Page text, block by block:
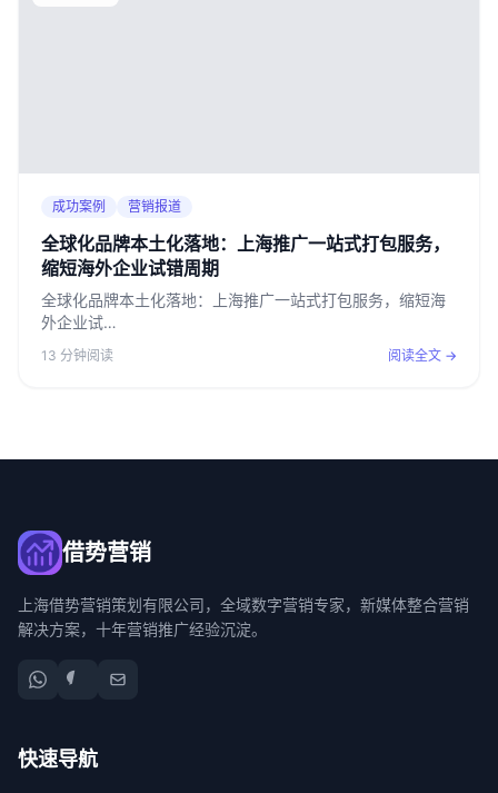
成功案例 营销报道
全球化品牌本土化落地：上海推广一站式打包服务，
缩短海外企业试错周期
全球化品牌本土化落地：上海推广一站式打包服务，缩短海
外企业试…
13 分钟阅读 阅读全文 →
借势营销
上海借势营销策划有限公司，全域数字营销专家，新媒体整合营销
解决方案，十年营销推广经验沉淀。
快速导航